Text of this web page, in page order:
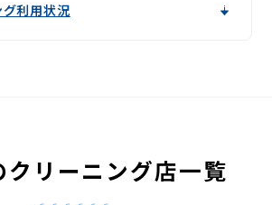
利用状況
クリーニング店一覧